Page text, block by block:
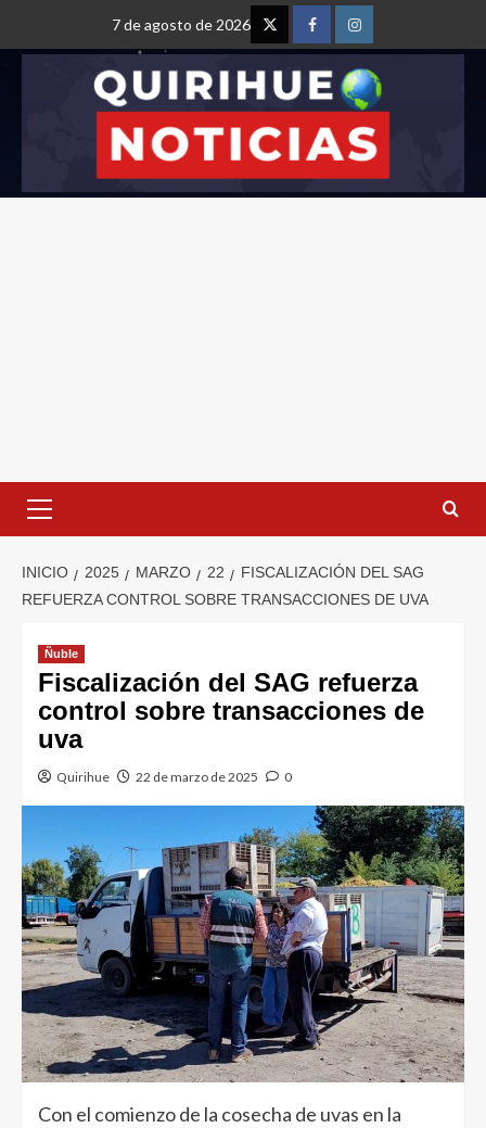
7 de agosto de 2026
INICIO 2025 MARZO 22
FISCALIZACIÓN DEL SAG
REFUERZA CONTROL SOBRE TRANSACCIONES DE UVA
Ñuble
Fiscalización del SAG refuerza
control sobre transacciones de
uva
Quirihue 22 de marzo de 2025 0
Con el comienzo de la cosecha de uvas en la